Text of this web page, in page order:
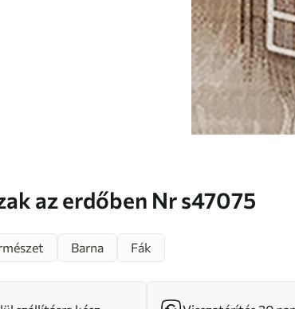
Házak az erdőben Nr s47075
Barna Fák